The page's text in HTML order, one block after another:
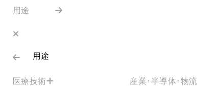
用途
用途
医療技術 産業･半導体･物流